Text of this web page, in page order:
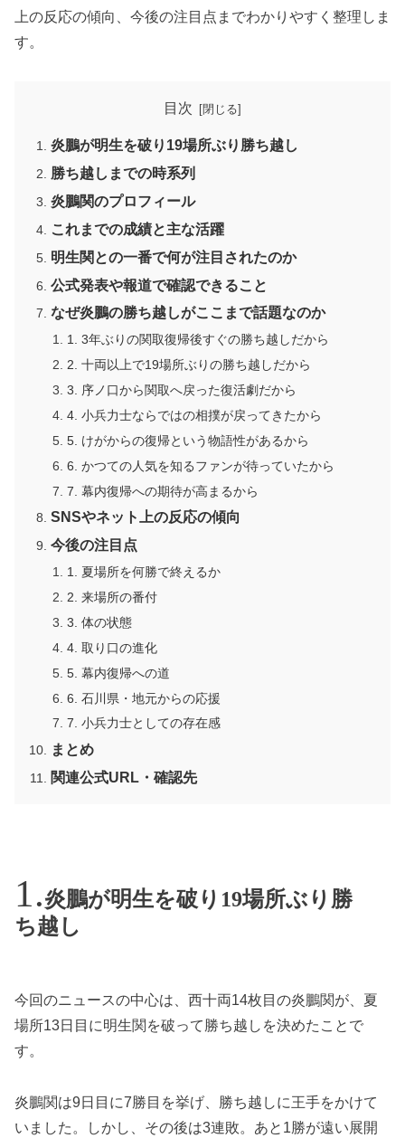
上の反応の傾向、今後の注目点までわかりやすく整理しま
す。
目次
炎鵬が明生を破り19場所ぶり勝ち越し
勝ち越しまでの時系列
炎鵬関のプロフィール
これまでの成績と主な活躍
明生関との一番で何が注目されたのか
公式発表や報道で確認できること
なぜ炎鵬の勝ち越しがここまで話題なのか
1. 3年ぶりの関取復帰後すぐの勝ち越しだから
2. 十両以上で19場所ぶりの勝ち越しだから
3. 序ノ口から関取へ戻った復活劇だから
4. 小兵力士ならではの相撲が戻ってきたから
5. けがからの復帰という物語性があるから
6. かつての人気を知るファンが待っていたから
7. 幕内復帰への期待が高まるから
SNSやネット上の反応の傾向
今後の注目点
1. 夏場所を何勝で終えるか
2. 来場所の番付
3. 体の状態
4. 取り口の進化
5. 幕内復帰への道
6. 石川県・地元からの応援
7. 小兵力士としての存在感
まとめ
関連公式URL・確認先
炎鵬が明生を破り19場所ぶり勝
ち越し
今回のニュースの中心は、西十両14枚目の炎鵬関が、夏
場所13日目に明生関を破って勝ち越しを決めたことで
す。
炎鵬関は9日目に7勝目を挙げ、勝ち越しに王手をかけて
いました。しかし、その後は3連敗。あと1勝が遠い展開